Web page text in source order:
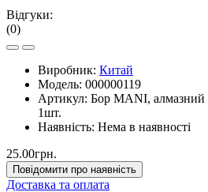
Відгуки:
(0)
Виробник: Китай
Модель: 000000119
Артикул: Бор MANI, алмазний
1шт.
Наявність: Нема в наявності
25.00грн.
Повідомити про наявність
Доставка та оплата